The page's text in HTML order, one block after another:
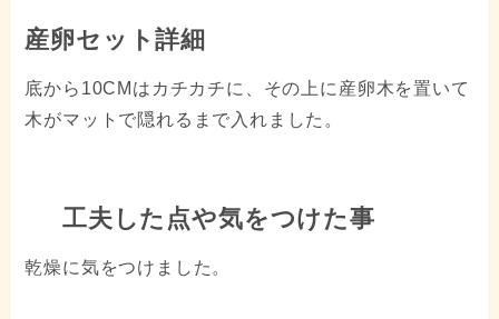
産卵セット詳細
底から10CMはカチカチに、その上に産卵木を置いて
木がマットで隠れるまで入れました。
工夫した点や気をつけた事
乾燥に気をつけました。